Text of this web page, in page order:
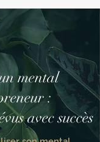
mental
:
avec succès